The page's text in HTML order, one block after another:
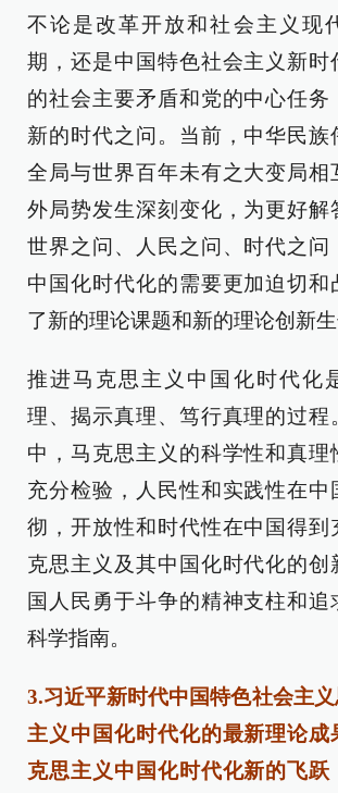
不论是改革开放和社会主义现
期，还是中国特色社会主义新时
的社会主要矛盾和党的中心任务
新的时代之问。当前，中华民族
全局与世界百年未有之大变局相
外局势发生深刻变化，为更好解
世界之问、人民之问、时代之问
中国化时代化的需要更加迫切和
了新的理论课题和新的理论创新生
推进马克思主义中国化时代化
理、揭示真理、笃行真理的过程
中，马克思主义的科学性和真理
充分检验，人民性和实践性在中
彻，开放性和时代性在中国得到
克思主义及其中国化时代化的创
国人民勇于斗争的精神支柱和追
科学指南。
3.习近平新时代中国特色社会主
主义中国化时代化的最新理论成
克思主义中国化时代化新的飞跃